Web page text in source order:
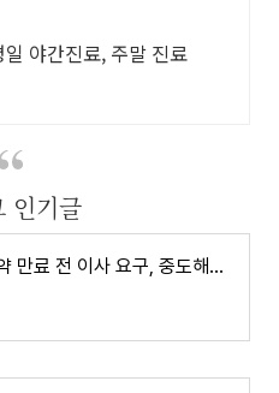
야간진료, 주말 진료
인기글
전세 월세 계약 만료 전 이사 요구, 중도해지 중개수수료